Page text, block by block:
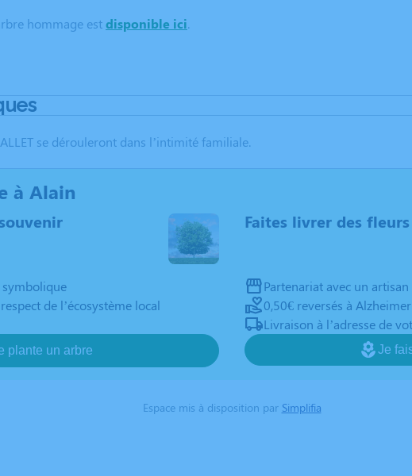
hommage estdisponible ici.
se dérouleront dans l’intimité familiale.
à Alain
symbolique
de l’écosystème local
plante un arbre
Faites livrer des
Partenariat avec un
0,50€ reversés à
Livraison à l’adresse de
Je
Espace mis à disposition par Simplifia